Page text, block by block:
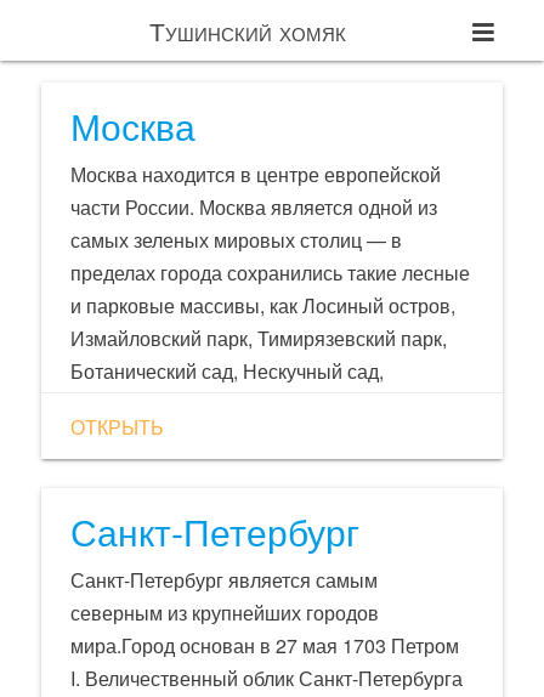
Тушинский хомяк
Москва
Москва находится в центре европейской
части России. Москва является одной из
самых зеленых мировых столиц — в
пределах города сохранились такие лесные
и парковые массивы, как Лосиный остров,
Измайловский парк, Тимирязевский парк,
Ботанический сад, Нескучный сад,
ОТКРЫТЬ
Санкт-Петербург
Санкт-Петербург является самым
северным из крупнейших городов
мира.Город основан в 27 мая 1703 Петром
I. Величественный облик Санкт-Петербурга